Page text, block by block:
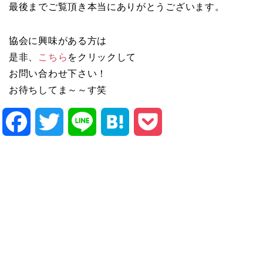
最後までご覧頂き本当にありがとうございます。
協会に興味がある方は
是非、
こちら をクリックして
お問い合わせ下さい！
お待ちしてま～～す笑
Facebook Twitter Line Hatena